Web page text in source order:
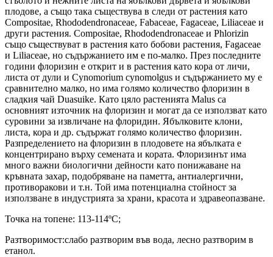
плодове, а също така съществува в следи от растения като
Compositae, Rhododendronaceae, Fabaceae, Fagaceae, Liliaceae и
други растения. Compositae, Rhododendronaceae и Phlorizin
също съществуват в растения като бобови растения, Fagaceae
и Liliaceae, но съдържанието им е по-малко. През последните
години флоризин е открит и в растения като кора от личи,
листа от дули и Cynomorium cynomolgus и съдържанието му е
сравнително малко, но има голямо количество флоризин в
сладкия чай Duasuike. Като цяло растенията Malus са
основният източник на флоризин и могат да се използват като
суровини за извличане на флоридин. Ябълковите клони,
листа, кора и др. съдържат голямо количество флоризин.
Разпределението на флоризин в плодовете на ябълката е
концентрирано върху семената и кората. Флоризинът има
много важни биологични дейности като понижаване на
кръвната захар, подобряване на паметта, антиалергични,
противоракови и т.н. Той има потенциална стойност за
използване в индустрията за храни, красота и здравеопазване.
Точка на топене: 113-114ºC;
Разтворимост:слабо разтворим във вода, лесно разтворим в
етанол.